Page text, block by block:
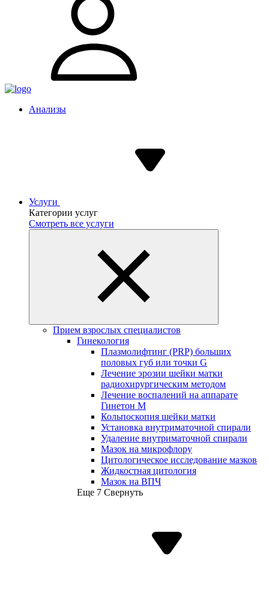
Анализы
Услуги
Категории услуг
Смотреть все услуги
Прием взрослых специалистов
Гинекология
Плазмолифтинг (PRP) больших
половых губ или точки G
Лечение эрозии шейки матки
радиохирургическим методом
Лечение воспалений на аппарате
Гинетон М
Кольпоскопия шейки матки
Установка внутриматочной спирали
Удаление внутриматочной спирали
Мазок на микрофлору
Цитологическое исследование мазков
Жидкостная цитология
Мазок на ВПЧ
Еще 7 Свернуть